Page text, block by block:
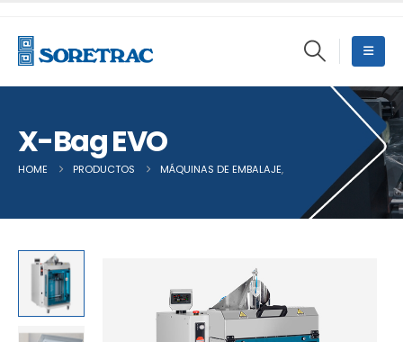
X-Bag EVO
HOME PRODUCTOS MÁQUINAS DE EMBALAJE, EMBOLSADORAS